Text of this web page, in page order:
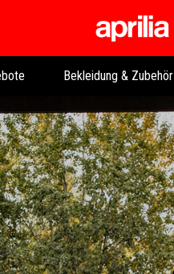
Bekleidung & Zubehör